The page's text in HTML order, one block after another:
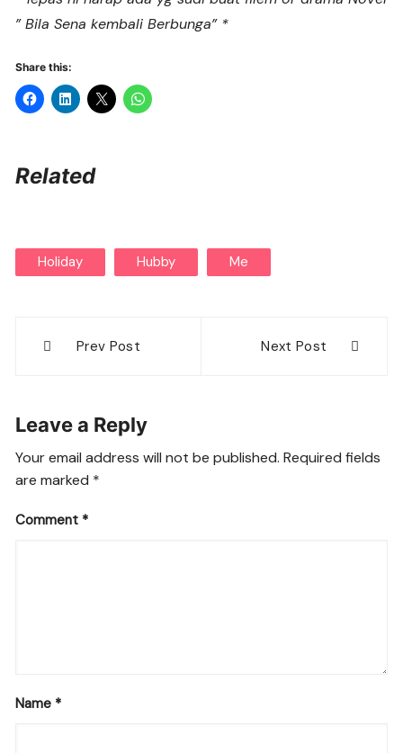
” Bila Sena kembali Berbunga” *
Share this:
Related
Holiday Hubby Me
navigation
Prev Post Next Post
Leave a Reply
Your email address will not be published. Required fields
are marked *
Comment *
Name *